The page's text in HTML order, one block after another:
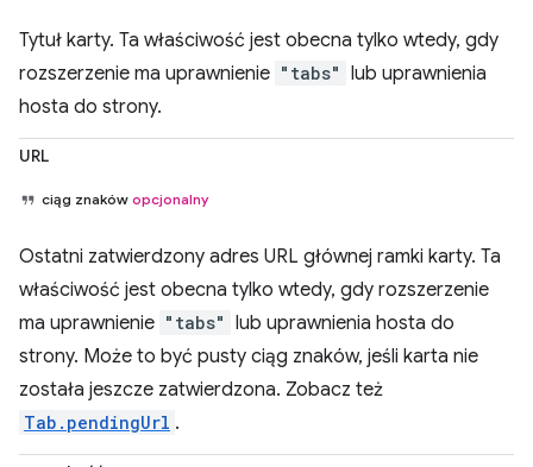
Tytuł karty. Ta właściwość jest obecna tylko wtedy, gdy
rozszerzenie ma uprawnienie "tabs" lub uprawnienia
hosta do strony.
URL
ciąg znaków opcjonalny
Ostatni zatwierdzony adres URL głównej ramki karty. Ta
właściwość jest obecna tylko wtedy, gdy rozszerzenie
ma uprawnienie "tabs" lub uprawnienia hosta do
strony. Może to być pusty ciąg znaków, jeśli karta nie
została jeszcze zatwierdzona. Zobacz też
Tab.pendingUrl .